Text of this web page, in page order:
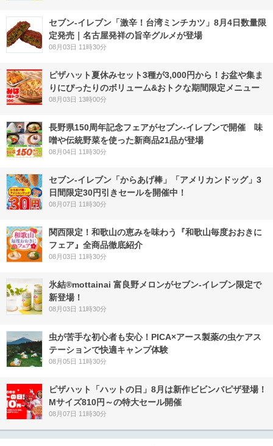
セブン-イレブン「激辛！台湾ミンチカツ」8月4日数量限
定発売｜名古屋発祥の旨辛グルメが登場
08月03日 11時30分
ピザハット夏休みセット3種が3,000円から！お盆や集ま
りにぴったりのボリューム&おトクな期間限定メニュー
08月03日 13時00分
長野県150周年記念フェアがセブン-イレブンで開催 味
噌や伝統野菜を使った新商品21品が登場
08月04日 11時30分
セブン‐イレブン「からあげ棒」「アメリカンドッグ」3
日間限定30円引きセールを開催中！
08月07日 11時30分
関西限定！和歌山の恵みを味わう『和歌山毎度おおきに
フェア』全商品徹底紹介
08月03日 11時30分
氷結®mottainai 富良野メロンがセブン‐イレブン限定で
新登場！
08月03日 11時30分
虫が苦手な初心者も安心！PICA×アース製薬の虫ケアス
テーションで快適キャンプ体験
08月05日 11時30分
ピザハット「ハットの日」8月は新作ビビンバピザ登場！
Mサイズ810円～の特大セール開催
08月07日 11時30分